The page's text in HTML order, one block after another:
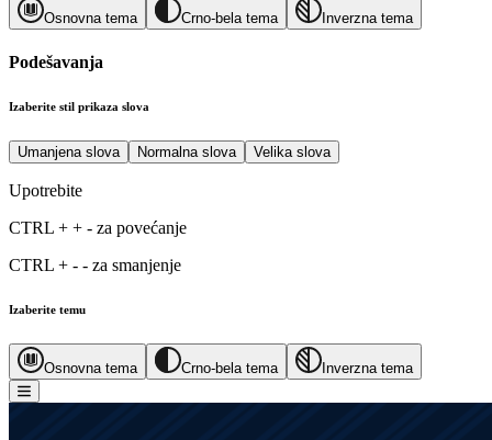
Osnovna tema Crno-bela tema Inverzna tema
Podešavanja
Izaberite stil prikaza slova
Umanjena slova Normalna slova Velika slova
Upotrebite
CTRL + + - za povećanje
CTRL + - - za smanjenje
Izaberite temu
Osnovna tema Crno-bela tema Inverzna tema